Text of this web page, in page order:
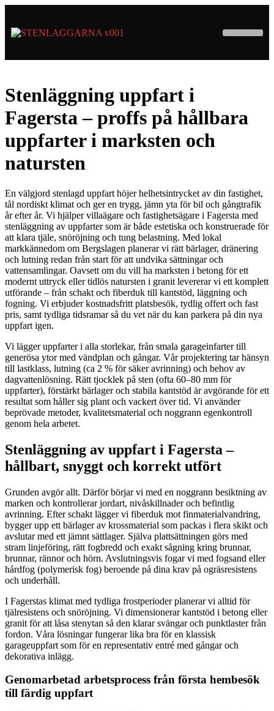
Stenläggning uppfart i
Fagersta – proffs på hållbara
uppfarter i marksten och
natursten
En välgjord stenlagd uppfart höjer helhetsintrycket av din fastighet,
tål nordiskt klimat och ger en trygg, jämn yta för bil och gångtrafik
år efter år. Vi hjälper villaägare och fastighetsägare i Fagersta med
stenläggning av uppfarter som är både estetiska och konstruerade för
att klara tjäle, snöröjning och tung belastning. Med lokal
markkännedom om Bergslagen planerar vi rätt bärlager, dränering
och lutning redan från start för att undvika sättningar och
vattensamlingar. Oavsett om du vill ha marksten i betong för ett
modernt uttryck eller tidlös natursten i granit levererar vi ett komplett
utförande – från schakt och fiberduk till kantstöd, läggning och
fogning. Vi erbjuder kostnadsfritt platsbesök, tydlig offert och fast
pris, samt tydliga tidsramar så du vet när du kan parkera på din nya
uppfart igen.
Vi lägger uppfarter i alla storlekar, från smala garageinfarter till
generösa ytor med vändplan och gångar. Vår projektering tar hänsyn
till lastklass, lutning (ca 2 % för säker avrinning) och behov av
dagvattenlösning. Rätt tjocklek på sten (ofta 60–80 mm för
uppfarter), förstärkt bärlager och stabila kantstöd är avgörande för ett
resultat som håller sig plant och vackert över tid. Vi använder
beprövade metoder, kvalitetsmaterial och noggrann egenkontroll
genom hela arbetet.
Stenläggning av uppfart i Fagersta –
hållbart, snyggt och korrekt utfört
Grunden avgör allt. Därför börjar vi med en noggrann besiktning av
marken och kontrollerar jordart, nivåskillnader och befintlig
avrinning. Efter schakt lägger vi fiberduk mot finmaterialvandring,
bygger upp ett bärlager av krossmaterial som packas i flera skikt och
avslutar med ett jämnt sättlager. Själva plattsättningen görs med
stram linjeföring, rätt fogbredd och exakt sågning kring brunnar,
brunnar, rännor och hörn. Avslutningsvis fogar vi med fogsand eller
hårdfog (polymerisk fog) beroende på dina krav på ogräsresistens
och underhåll.
I Fagerstas klimat med tydliga frostperioder planerar vi alltid för
tjälresistens och snöröjning. Vi dimensionerar kantstöd i betong eller
granit för att låsa stenytan så den klarar svängar och punktlaster från
fordon. Våra lösningar fungerar lika bra för en klassisk
garageuppfart som för en representativ entré med gångar och
dekorativa inlägg.
Genomarbetad arbetsprocess från första hembesök
till färdig uppfart